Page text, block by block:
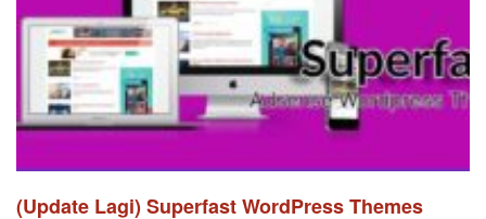
(Update Lagi) Superfast WordPress Themes